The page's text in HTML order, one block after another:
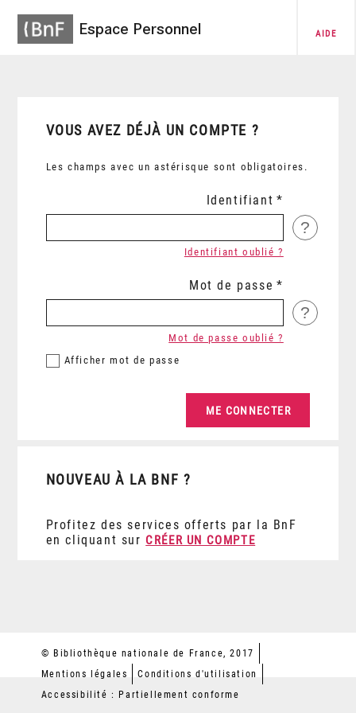
Espace Personnel AIDE
VOUS AVEZ DÉJÀ UN COMPTE ?
Les champs avec un astérisque sont obligatoires.
Identifiant
?
Identifiant oublié ?
Mot de passe
?
Afficher mot de passe
Mot de passe oublié ?
NOUVEAU À LA BNF ?
Profitez des services offerts par la BnF
en cliquant sur CRÉER UN COMPTE
© Bibliothèque nationale de France, 2017
Mentions légales
Conditions d'utilisation
Accessibilité : Partiellement conforme